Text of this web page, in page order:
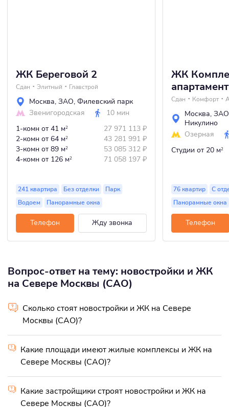
ЖК Береговой 2
Сдан Элитный Главстрой
Москва, ЗАО, Филевский парк
Звенигородская
10 мин
1-комн от 41 м2 27 971 113 ₽
2-комн от 64 м2 43 281 991 ₽
3-комн от 89 м2 53 085 312 ₽
4-комн от 126 м2 71 058 197 ₽
241 квартира Без отделки
Парк
Водоем
Панорамные окна
Телефон Жду звонка
ЖК
Сдан Комфорт
Москва, ЗАО
Никулино
Озерная
Студии от 20 м2
76 квартир
С
Панорамные окна
Телефон
Вопрос-ответ на тему: новостройки и ЖК
на Севере Москвы (САО)
Сколько стоят новостройки и ЖК на Севере
Москвы (САО)?
Какие площади имеют жилые комплексы и ЖК на
Севере Москвы (САО)?
Какие застройщики строят новостройки и ЖК на
Севере Москвы (САО)?